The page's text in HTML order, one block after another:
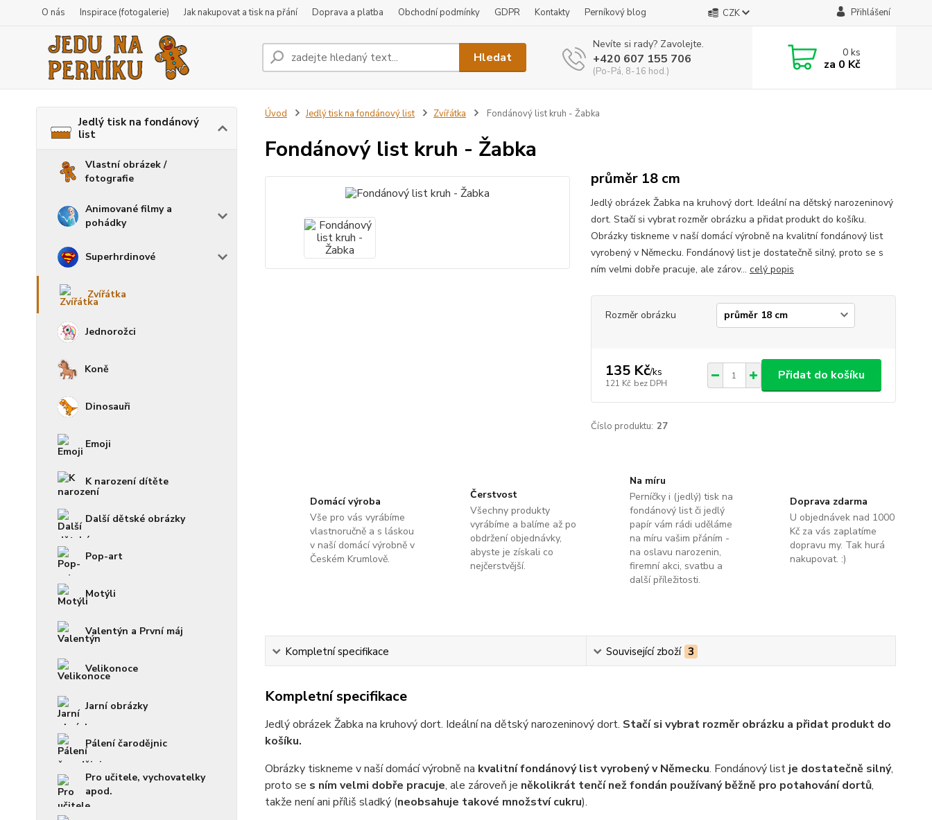
O nás Inspirace (fotogalerie) Jak nakupovat a tisk na přání Doprava a platba Obchodní podmínky GDPR Kontakty Perníkový blog CZK Přihlášení
Hledat
Nevíte si rady? Zavolejte.
+420 607 155 706
(Po-Pá, 8-16 hod.)
0ks
za 0 Kč
Jedlý tisk na fondánový
list
Vlastní obrázek /
fotografie
Animované filmy a
pohádky
Superhrdinové
Zvířátka
Jednorožci
Koně
Dinosauři
Emoji
K narození dítěte
Další dětské obrázky
Pop-art
Motýli
Valentýn a První máj
Velikonoce
Jarní obrázky
Pálení čarodějnic
Pro učitele, vychovatelky
apod.
Úvod Jedlý tisk na fondánový list Zvířátka Fondánový list kruh - Žabka
Fondánový list kruh - Žabka
průměr 18 cm
Jedlý obrázek Žabka na kruhový dort. Ideální na dětský narozeninový
dort. Stačí si vybrat rozměr obrázku a přidat produkt do košíku.
Obrázky tiskneme v naší domácí výrobně na kvalitní fondánový list
vyrobený v Německu. Fondánový list je dostatečně silný, proto se s
ním velmi dobře pracuje, ale zárov... celý popis
Rozměr obrázku
135 Kč/ks
121 Kč bez DPH
Přidat do košíku
Číslo produktu: 27
Domácí výroba
Vše pro vás vyrábíme
vlastnoručně a s láskou
v naší domácí výrobně v
Českém Krumlově.
Čerstvost
Všechny produkty
vyrábíme a balíme až po
obdržení objednávky,
abyste je získali co
nejčerstvější.
Na míru
Perníčky i (jedlý) tisk na
fondánový list či jedlý
papír vám rádi uděláme
na míru vašim přáním -
na oslavu narozenin,
firemní akci, svatbu a
další příležitosti.
Doprava zdarma
U objednávek nad 1000
Kč za vás zaplatíme
dopravu my. Tak hurá
nakupovat. :)
Kompletní specifikace Související zboží 3
Kompletní specifikace
Jedlý obrázek Žabka na kruhový dort. Ideální na dětský narozeninový dort. Stačí si vybrat rozměr obrázku a přidat produkt do
košíku.
Obrázky tiskneme v naší domácí výrobně na kvalitní fondánový list vyrobený v Německu. Fondánový list je dostatečně silný,
proto se s ním velmi dobře pracuje, ale zároveň je několikrát tenčí než fondán používaný běžně pro potahování dortů,
takže není ani příliš sladký (neobsahuje takové množství cukru).